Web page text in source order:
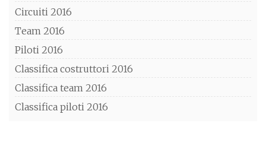
Circuiti 2016
Team 2016
Piloti 2016
Classifica costruttori 2016
Classifica team 2016
Classifica piloti 2016